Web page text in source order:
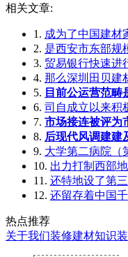
相关文章:
1. 成为了中国建材
2. 是西安市东部规
3. 贸易银行快速进
4. 那么深圳田贝建
5. 目前公运营范畴
6. 司自成立以来积
7. 市场接连被评为
8. 后现代风调建建
9. 大学第二病院（
10. 出力打制西部
11. 还特地设了第
12. 还留存着中国
热点推荐
关于我们装修建材知识